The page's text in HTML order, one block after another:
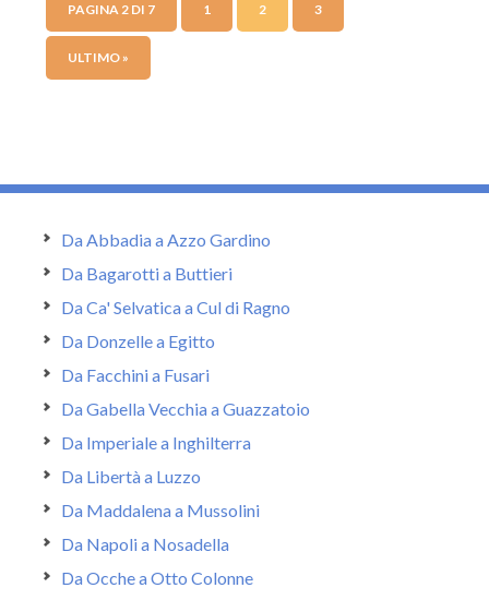
PAGINA 2 DI 7 1 2 3
ULTIMO »
Da Abbadia a Azzo Gardino
Da Bagarotti a Buttieri
Da Ca' Selvatica a Cul di Ragno
Da Donzelle a Egitto
Da Facchini a Fusari
Da Gabella Vecchia a Guazzatoio
Da Imperiale a Inghilterra
Da Libertà a Luzzo
Da Maddalena a Mussolini
Da Napoli a Nosadella
Da Ocche a Otto Colonne